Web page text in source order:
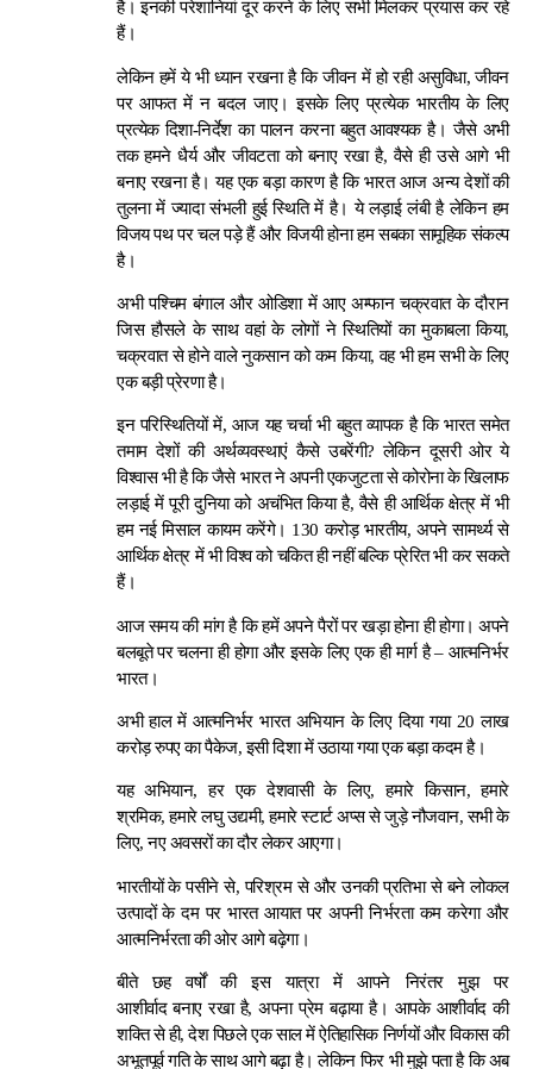
है। इनकी परेशानियां दूर करने के लिए सभी मिलकर प्रयास कर रहे
हैं।
लेकिन हमें ये भी ध्यान रखना है कि जीवन में हो रही असुविधा, जीवन
पर आफत में न बदल जाए। इसके लिए प्रत्येक भारतीय के लिए
प्रत्येक दिशा-निर्देश का पालन करना बहुत आवश्यक है। जैसे अभी
तक हमने धैर्य और जीवटता को बनाए रखा है, वैसे ही उसे आगे भी
बनाए रखना है। यह एक बड़ा कारण है कि भारत आज अन्य देशों की
तुलना में ज्यादा संभली हुई स्थिति में है। ये लड़ाई लंबी है लेकिन हम
विजय पथ पर चल पड़े हैं और विजयी होना हम सबका सामूहिक संकल्प
है।
अभी पश्चिम बंगाल और ओडिशा में आए अम्फान चक्रवात के दौरान
जिस हौसले के साथ वहां के लोगों ने स्थितियों का मुकाबला किया,
चक्रवात से होने वाले नुकसान को कम किया, वह भी हम सभी के लिए
एक बड़ी प्रेरणा है।
इन परिस्थितियों में, आज यह चर्चा भी बहुत व्यापक है कि भारत समेत
तमाम देशों की अर्थव्यवस्थाएं कैसे उबरेंगी? लेकिन दूसरी ओर ये
विश्वास भी है कि जैसे भारत ने अपनी एकजुटता से कोरोना के खिलाफ
लड़ाई में पूरी दुनिया को अचंभित किया है, वैसे ही आर्थिक क्षेत्र में भी
हम नई मिसाल कायम करेंगे। 130 करोड़ भारतीय, अपने सामर्थ्य से
आर्थिक क्षेत्र में भी विश्व को चकित ही नहीं बल्कि प्रेरित भी कर सकते
हैं।
आज समय की मांग है कि हमें अपने पैरों पर खड़ा होना ही होगा। अपने
बलबूते पर चलना ही होगा और इसके लिए एक ही मार्ग है – आत्मनिर्भर
भारत।
अभी हाल में आत्मनिर्भर भारत अभियान के लिए दिया गया 20 लाख
करोड़ रुपए का पैकेज, इसी दिशा में उठाया गया एक बड़ा कदम है।
यह अभियान, हर एक देशवासी के लिए, हमारे किसान, हमारे
श्रमिक, हमारे लघु उद्यमी, हमारे स्टार्ट अप्स से जुड़े नौजवान, सभी के
लिए, नए अवसरों का दौर लेकर आएगा।
भारतीयों के पसीने से, परिश्रम से और उनकी प्रतिभा से बने लोकल
उत्पादों के दम पर भारत आयात पर अपनी निर्भरता कम करेगा और
आत्मनिर्भरता की ओर आगे बढ़ेगा।
बीते छह वर्षों की इस यात्रा में आपने निरंतर मुझ पर
आशीर्वाद बनाए रखा है, अपना प्रेम बढ़ाया है। आपके आशीर्वाद की
शक्ति से ही, देश पिछले एक साल में ऐतिहासिक निर्णयों और विकास की
अभूतपूर्व गति के साथ आगे बढ़ा है। लेकिन फिर भी मुझे पता है कि अब